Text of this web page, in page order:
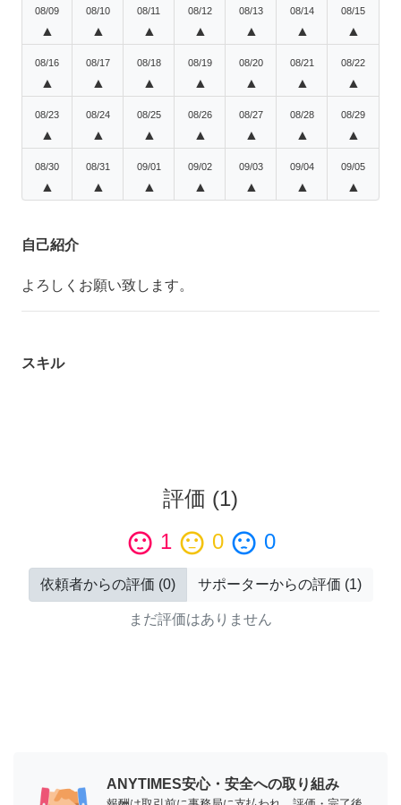
08/09
▲
08/10
▲
08/11
▲
08/12
▲
08/13
▲
08/14
▲
08/15
▲
08/16
▲
08/17
▲
08/18
▲
08/19
▲
08/20
▲
08/21
▲
08/22
▲
08/23
▲
08/24
▲
08/25
▲
08/26
▲
08/27
▲
08/28
▲
08/29
▲
08/30
▲
08/31
▲
09/01
▲
09/02
▲
09/03
▲
09/04
▲
09/05
▲
自己紹介
よろしくお願い致します。
スキル
評価 (1)
sentiment_satisfied 1 sentiment_neutral 0 sentiment_dissatisfied 0
依頼者からの評価 (0) サポーターからの評価 (1)
まだ評価はありません
ANYTIMES安心・安全への取り組み